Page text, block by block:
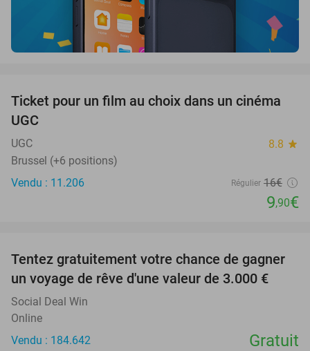
38%
Ticket pour un film au choix dans un cinéma
UGC
UGC 8.8 star
Brussel (+6 positions)
Vendu : 11.206
Régulier 16€
9,90€
Tentez gratuitement votre chance de gagner
un voyage de rêve d'une valeur de 3.000 €
Social Deal Win
Online
Vendu : 184.642
Gratuit